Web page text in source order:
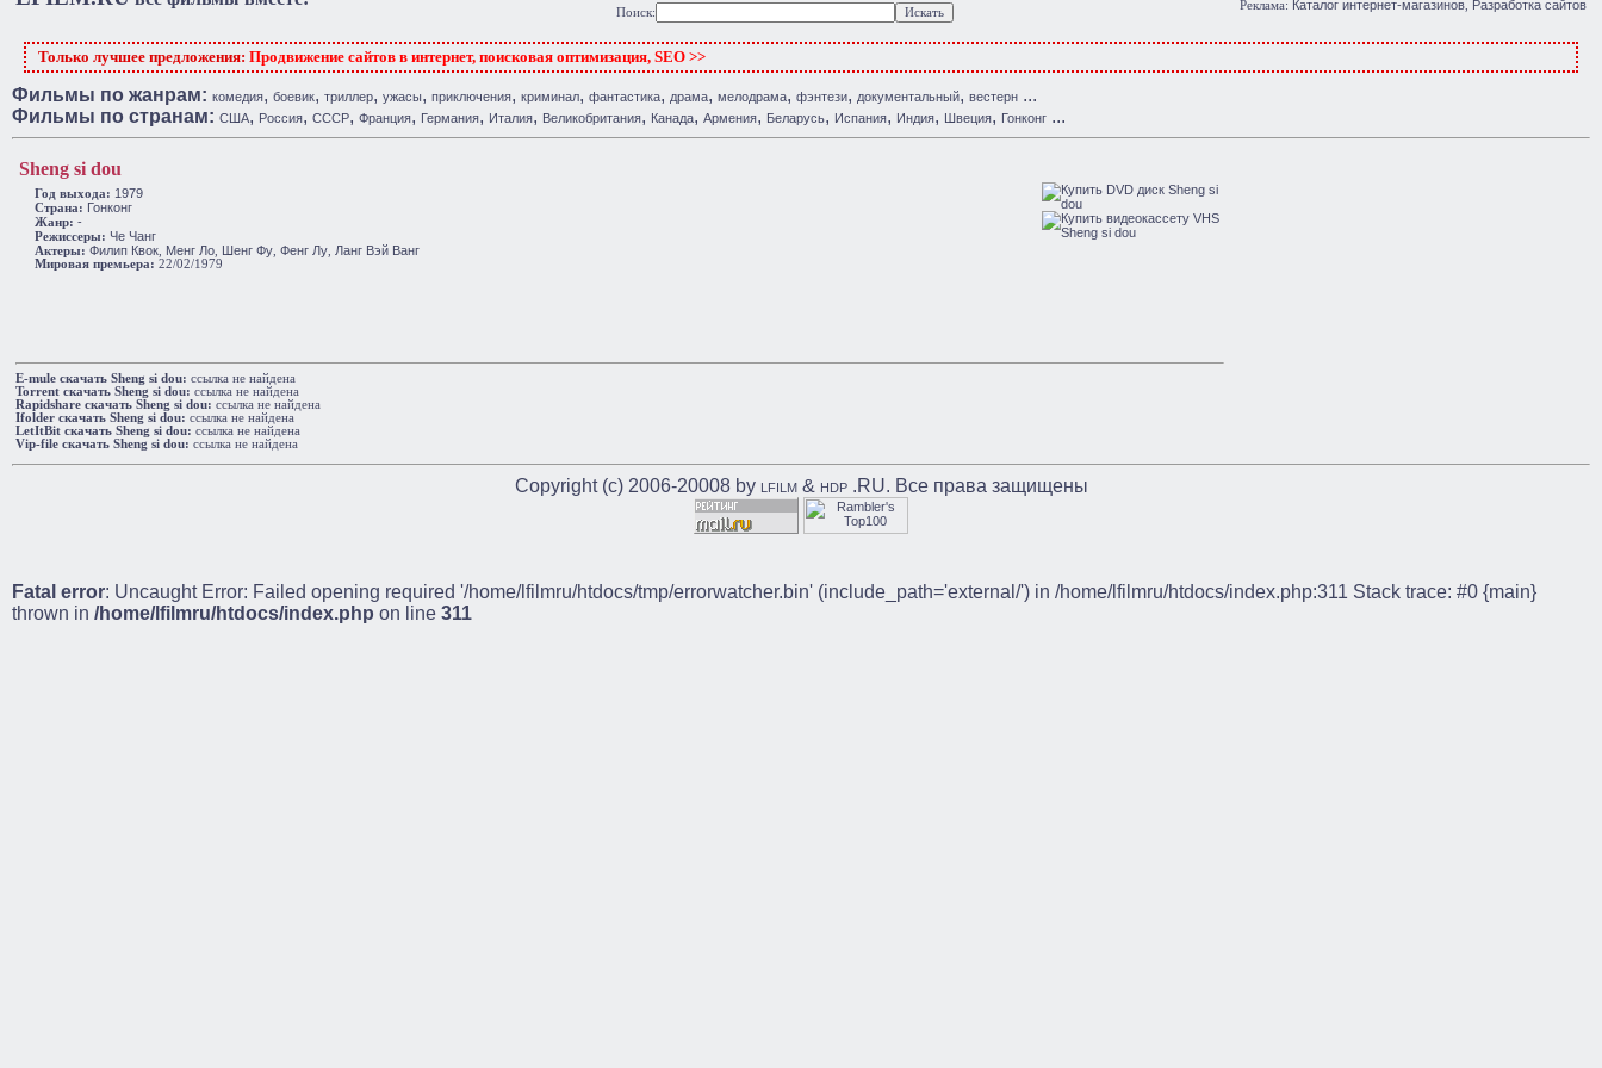
Поиск:
Реклама: Каталог интернет-магазинов Разработка сайтов
Только лучшее предложения: Продвижение сайтов в интернет, поисковая оптимизация, SEO >>
Фильмы по жанрам: комедия, боевик, триллер, ужасы, приключения, криминал, фантастика, драма, мелодрама, фэнтези, документальный, вестерн ...
Фильмы по странам: США, Россия, СССР, Франция, Германия, Италия, Великобритания, Канада, Армения, Беларусь, Испания, Индия, Швеция, Гонконг ...
Sheng si dou
Год выхода: 1979
Cтрана: Гонконг
Жанр: -
Режиссеры: Че Чанг
Актеры: Филип Квок Менг Ло Шенг Фу Фенг Лу Ланг Вэй Ванг
Мировая премьера: 22/02/1979
E-mule cкачать Sheng si dou: ссылка не найдена
Torrent cкачать Sheng si dou: ссылка не найдена
Rapidshare cкачать Sheng si dou: ссылка не найдена
Ifolder cкачать Sheng si dou: ссылка не найдена
LetItBit cкачать Sheng si dou: ссылка не найдена
Vip-file cкачать Sheng si dou: ссылка не найдена
Copyright (c) 2006-20008 by LFILM& HDP.RU. Все права защищены
Fatal error: Uncaught Error: Failed opening required '/home/lfilmru/htdocs/tmp/errorwatcher.bin' (include_path='external/') in /home/lfilmru/htdocs/index.php:311 Stack trace: #0 {main}
thrown in /home/lfilmru/htdocs/index.php on line 311